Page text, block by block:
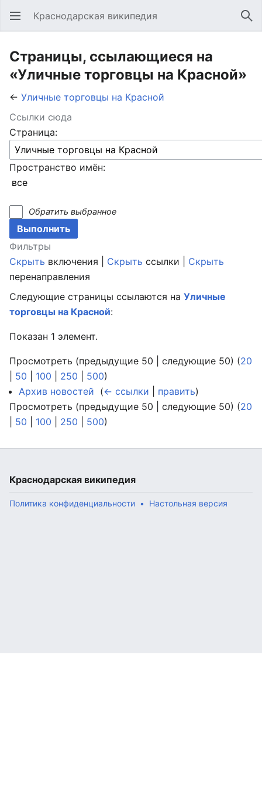
Открыть главное меню Краснодарская википедия
Страницы, ссылающиеся на
«Уличные торговцы на Красной»
← Уличные торговцы на Красной
Ссылки сюда
Страница:
Пространство имён:
Обратить выбранное
Фильтры
Скрыть включения | Скрыть ссылки | Скрыть
перенаправления
Следующие страницы ссылаются на Уличные
торговцы на Красной:
Показан 1 элемент.
Просмотреть (предыдущие 50 | следующие 50) (20
50 100 250 500)
Архив новостей (← ссылки править)
Просмотреть (предыдущие 50 | следующие 50) (20
50 100 250 500)
Краснодарская википедия
Политика конфиденциальности Настольная версия